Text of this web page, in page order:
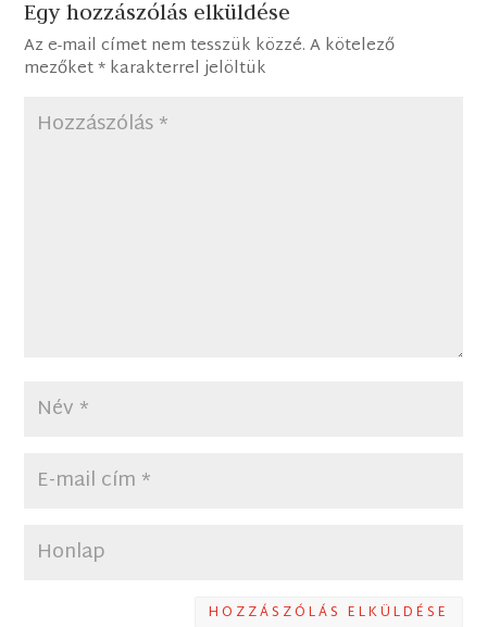
Egy hozzászólás elküldése
Az e-mail címet nem tesszük közzé. A kötelező
mezőket*karakterrel jelöltük
HOZZÁSZÓLÁS ELKÜLDÉSE